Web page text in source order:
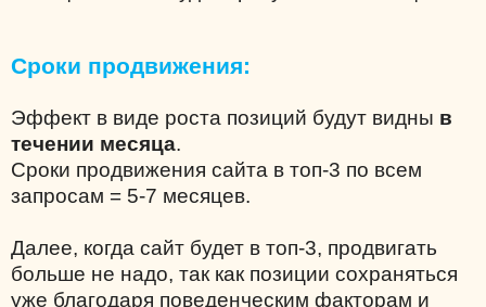
Сроки продвижения:
Эффект в виде роста позиций будут видны в
течении месяца.
Сроки продвижения сайта в топ-3 по всем
запросам = 5-7 месяцев.
Далее, когда сайт будет в топ-3, продвигать
больше не надо, так как позиции сохраняться
уже благодаря поведенческим факторам и